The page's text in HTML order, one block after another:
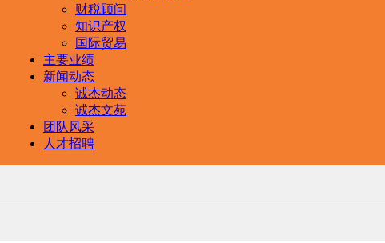
财税顾问
知识产权
国际贸易
主要业绩
新闻动态
诚杰动态
诚杰文苑
团队风采
人才招聘